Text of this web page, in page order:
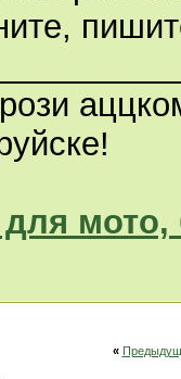
мото,
«